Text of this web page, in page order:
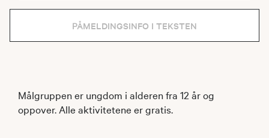
PÅMELDINGSINFO I TEKSTEN
Målgruppen er ungdom i alderen fra 12 år og
oppover. Alle aktivitetene er gratis.